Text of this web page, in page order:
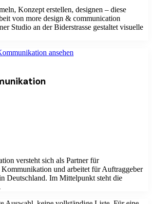
Konzept erstellen, designen – diese
von more design & communication
Studio an der Biderstrasse gestaltet visuelle
ansehen
versteht sich als Partner für
und arbeitet für Auftraggeber
Deutschland. Im Mittelpunkt steht die